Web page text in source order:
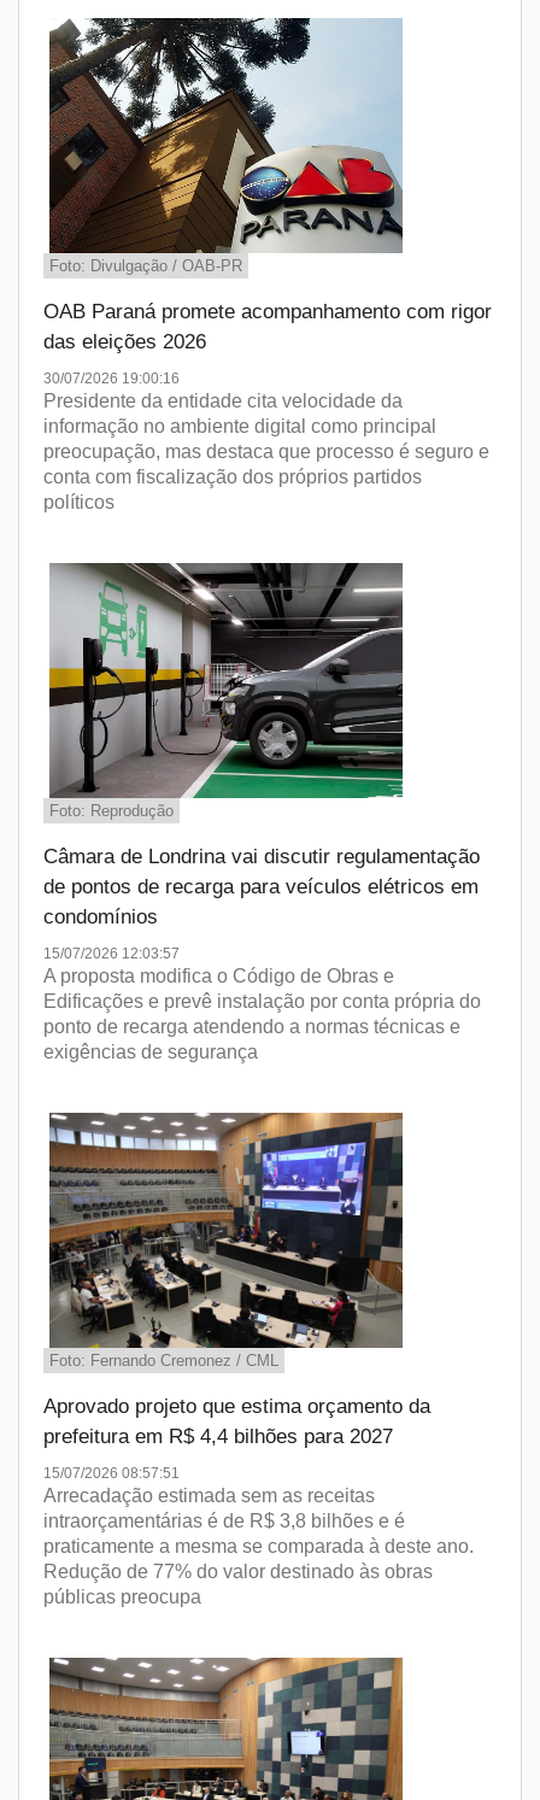
Foto: Divulgação / OAB-PR
OAB Paraná promete acompanhamento com rigor
das eleições 2026
30/07/2026 19:00:16
Presidente da entidade cita velocidade da
informação no ambiente digital como principal
preocupação, mas destaca que processo é seguro e
conta com fiscalização dos próprios partidos
políticos
Foto: Reprodução
Câmara de Londrina vai discutir regulamentação
de pontos de recarga para veículos elétricos em
condomínios
15/07/2026 12:03:57
A proposta modifica o Código de Obras e
Edificações e prevê instalação por conta própria do
ponto de recarga atendendo a normas técnicas e
exigências de segurança
Foto: Fernando Cremonez / CML
Aprovado projeto que estima orçamento da
prefeitura em R$ 4,4 bilhões para 2027
15/07/2026 08:57:51
Arrecadação estimada sem as receitas
intraorçamentárias é de R$ 3,8 bilhões e é
praticamente a mesma se comparada à deste ano.
Redução de 77% do valor destinado às obras
públicas preocupa